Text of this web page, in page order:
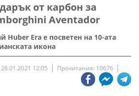
от карбон за
Aventador
Huber Era е посветен на 10-ата
икона
26.01.2021 12:05 Прочитания: 10676